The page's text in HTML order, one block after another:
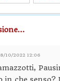
10/2022 12:06